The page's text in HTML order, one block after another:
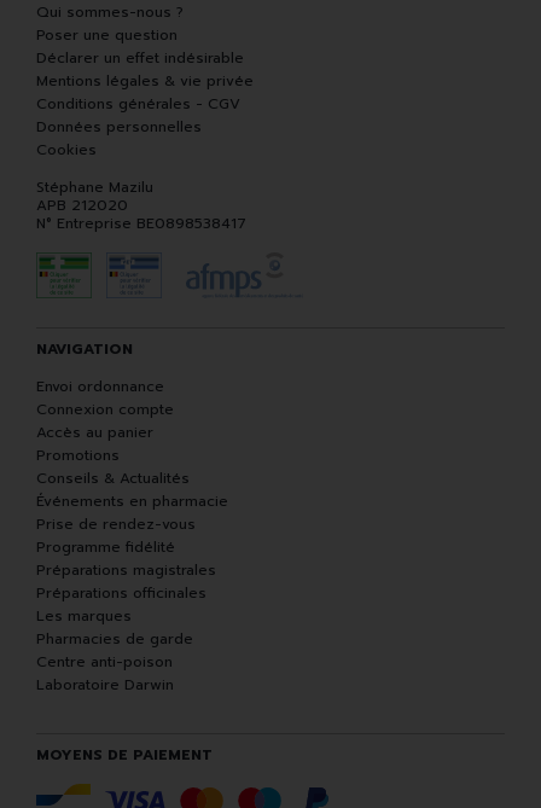
Qui sommes-nous ?
Poser une question
Déclarer un effet indésirable
Mentions légales & vie privée
Conditions générales - CGV
Données personnelles
Cookies
Stéphane Mazilu
APB 212020
N° Entreprise BE0898538417
NAVIGATION
Envoi ordonnance
Connexion compte
Accès au panier
Promotions
Conseils & Actualités
Événements en pharmacie
Prise de rendez-vous
Programme fidélité
Préparations magistrales
Préparations officinales
Les marques
Pharmacies de garde
Centre anti-poison
Laboratoire Darwin
MOYENS DE PAIEMENT